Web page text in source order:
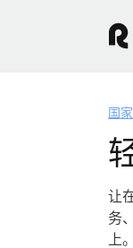
国
让
务
上。